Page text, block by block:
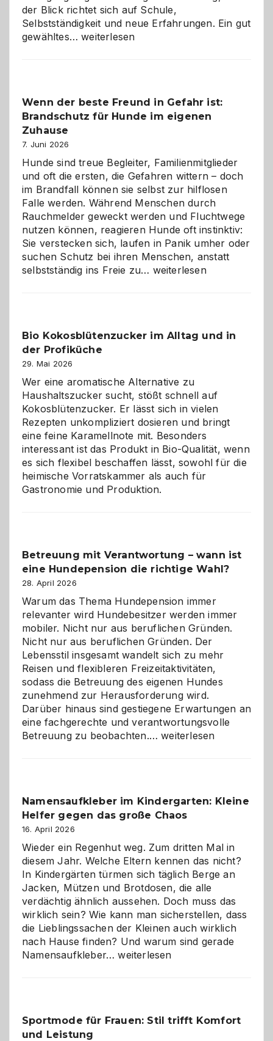
der Blick richtet sich auf Schule,
Selbstständigkeit und neue Erfahrungen. Ein gut
gewähltes…Abschied
und
herzlich
weiterlesen
Wenn der beste Freund in Gefahr ist:
Brandschutz für Hunde im eigenen
Zuhause
7. Juni 2026
Hunde sind treue Begleiter, Familienmitglieder
und oft die ersten, die Gefahren wittern – doch
im Brandfall können sie selbst zur hilflosen
Falle werden. Während Menschen durch
Rauchmelder geweckt werden und Fluchtwege
nutzen können, reagieren Hunde oft instinktiv:
Sie verstecken sich, laufen in Panik umher oder
suchen Schutz bei ihren Menschen, anstatt
selbstständig ins Freie zu… Wenn
Gefahr
für
Hunde
im
eigenen
Zuhause
weiterlesen
Bio Kokosblütenzucker im Alltag und in
der Profiküche
29. Mai 2026
Wer eine aromatische Alternative zu
Haushaltszucker sucht, stößt schnell auf
Kokosblütenzucker. Er lässt sich in vielen
Rezepten unkompliziert dosieren und bringt
eine feine Karamellnote mit. Besonders
interessant ist das Produkt in Bio-Qualität, wenn
es sich flexibel beschaffen lässt, sowohl für die
heimische Vorratskammer als auch für
Gastronomie und Produktion.
Betreuung mit Verantwortung – wann ist
eine Hundepension die richtige Wahl?
28. April 2026
Warum das Thema Hundepension immer
relevanter wird Hundebesitzer werden immer
mobiler. Nicht nur aus beruflichen Gründen.
Nicht nur aus beruflichen Gründen. Der
Lebensstil insgesamt wandelt sich zu mehr
Reisen und flexibleren Freizeitaktivitäten,
sodass die Betreuung des eigenen Hundes
zunehmend zur Herausforderung wird.
Darüber hinaus sind gestiegene Erwartungen an
eine fachgerechte und verantwortungsvolle
Betreuung zu beobachten.…Betreuung
ist
eine
Wahl?
weiterlesen
Namensaufkleber im Kindergarten: Kleine
Helfer gegen das große Chaos
16. April 2026
Wieder ein Regenhut weg. Zum dritten Mal in
diesem Jahr. Welche Eltern kennen das nicht?
In Kindergärten türmen sich täglich Berge an
Jacken, Mützen und Brotdosen, die alle
verdächtig ähnlich aussehen. Doch muss das
wirklich sein? Wie kann man sicherstellen, dass
die Lieblingssachen der Kleinen auch wirklich
nach Hause finden? Und warum sind gerade
Namensaufkleber…Namensaufkleber
gegen
weiterlesen
Sportmode für Frauen: Stil trifft Komfort
und Leistung